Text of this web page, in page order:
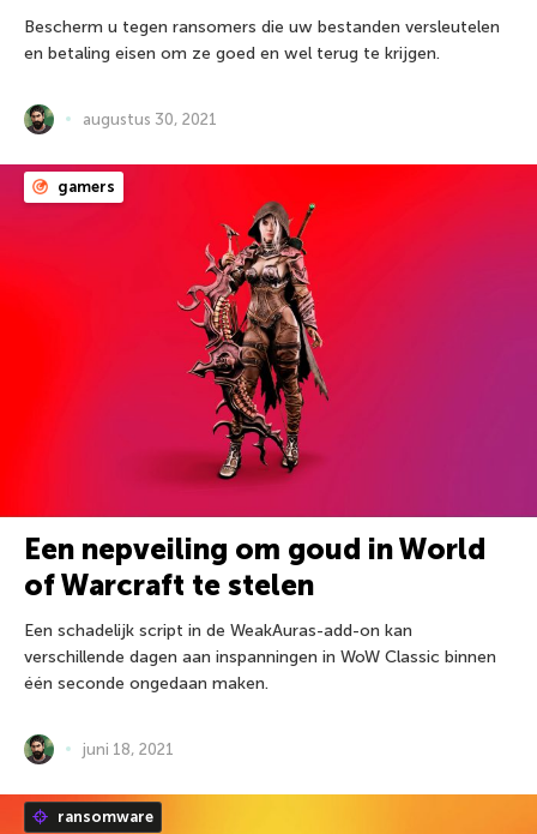
Bescherm u tegen ransomers die uw bestanden versleutelen
en betaling eisen om ze goed en wel terug te krijgen.
augustus 30, 2021
gamers
Een nepveiling om goud in World
of Warcraft te stelen
Een schadelijk script in de WeakAuras-add-on kan
verschillende dagen aan inspanningen in WoW Classic binnen
één seconde ongedaan maken.
juni 18, 2021
ransomware